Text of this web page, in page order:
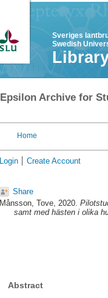
Sveriges
Swedish
Epsilon Archive for
Home
Login Create Account
Share
Månsson, Tove, 2020.
samt med hästen i olika
Abstract